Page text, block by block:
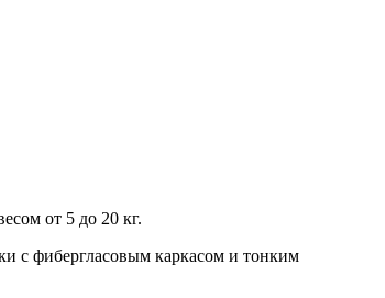
от 5 до 20 кг.
с фибергласовым каркасом и тонким